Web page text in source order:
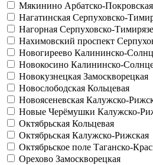
Мякинино Арбатско-Покровская
Нагатинская Серпуховско-
Нагорная Серпуховско-
Нахимовский проспект
Новогиреево Калининско-
Новокосино Калининско-
Новокузнецкая Замоскворецкая
Новослободская Кольцевая
Новоясеневская Калужско-
Новые Черёмушки Калужско-
Октябрьская Кольцевая
Октябрьская Калужско-Рижская
Октябрьское поле Таганско-
Орехово Замоскворецкая